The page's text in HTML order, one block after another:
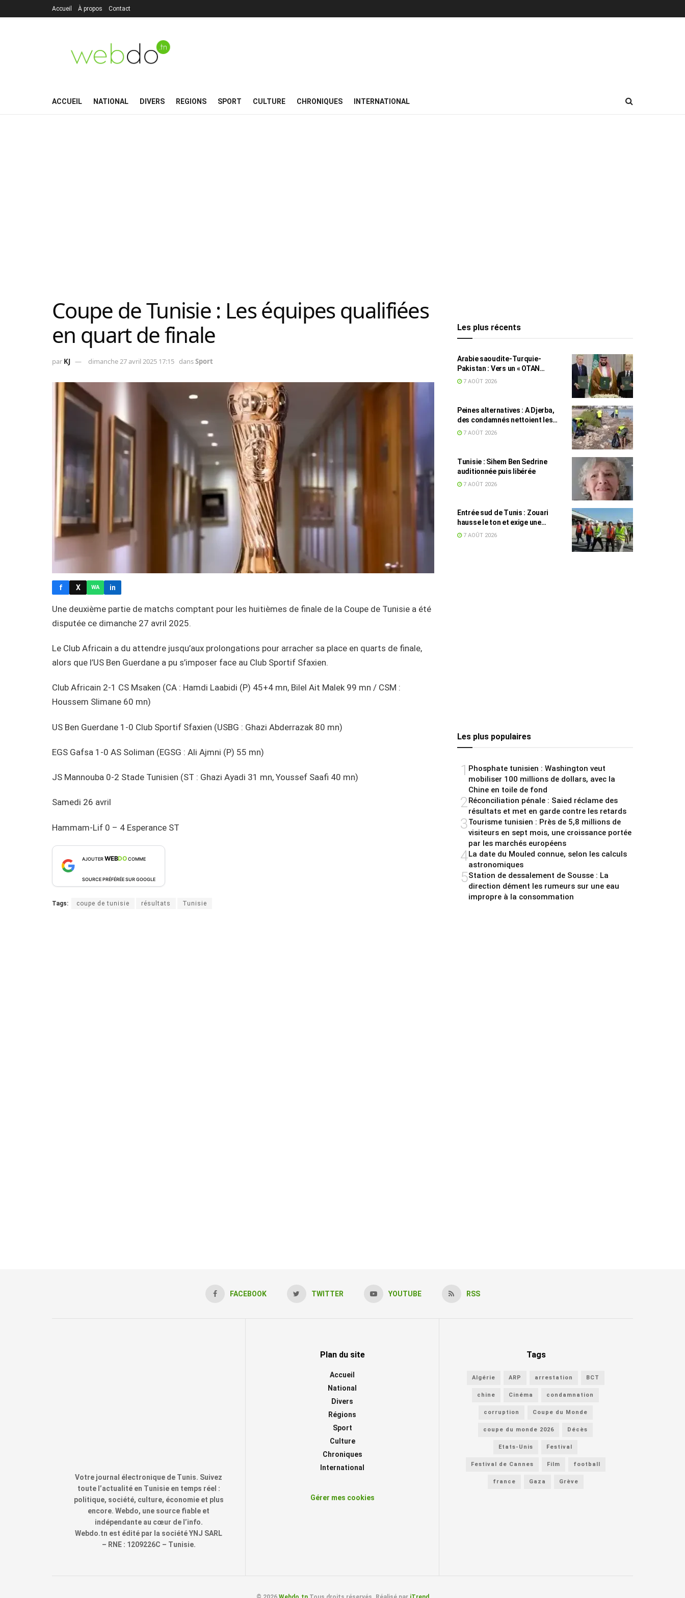
Accueil À propos Contact
ACCUEIL NATIONAL DIVERS REGIONS SPORT CULTURE CHRONIQUES INTERNATIONAL
Coupe de Tunisie : Les équipes qualifiées
en quart de finale
par KJ dimanche 27 avril 2025 17:15 dansSport
f X WA in
Une deuxième partie de matchs comptant pour les huitièmes de finale de la Coupe de Tunisie a été
disputée ce dimanche 27 avril 2025.
Le Club Africain a du attendre jusqu’aux prolongations pour arracher sa place en quarts de finale,
alors que l’US Ben Guerdane a pu s’imposer face au Club Sportif Sfaxien.
Club Africain 2-1 CS Msaken (CA : Hamdi Laabidi (P) 45+4 mn, Bilel Ait Malek 99 mn / CSM :
Houssem Slimane 60 mn)
US Ben Guerdane 1-0 Club Sportif Sfaxien (USBG : Ghazi Abderrazak 80 mn)
EGS Gafsa 1-0 AS Soliman (EGSG : Ali Ajmni (P) 55 mn)
JS Mannouba 0-2 Stade Tunisien (ST : Ghazi Ayadi 31 mn, Youssef Saafi 40 mn)
Samedi 26 avril
Hammam-Lif 0 – 4 Esperance ST
AJOUTERWEBDOCOMME
SOURCE PRÉFÉRÉE SUR GOOGLE
Tags: coupe de tunisie résultats Tunisie
Les plus récents
Arabie saoudite-Turquie-
Pakistan : Vers un « OTAN
islamique » ?
7 AOÛT 2026
Peines alternatives : A Djerba,
des condamnés nettoient les
plages
7 AOÛT 2026
Tunisie : Sihem Ben Sedrine
auditionnée puis libérée
7 AOÛT 2026
Entrée sud de Tunis : Zouari
hausse le ton et exige une
accélération des travaux
7 AOÛT 2026
Les plus populaires
1 Phosphate tunisien : Washington veut
mobiliser 100 millions de dollars, avec la
Chine en toile de fond
2Réconciliation pénale : Saied réclame des
résultats et met en garde contre les retards
3Tourisme tunisien : Près de 5,8 millions de
visiteurs en sept mois, une croissance portée
par les marchés européens
4La date du Mouled connue, selon les calculs
astronomiques
5Station de dessalement de Sousse : La
direction dément les rumeurs sur une eau
impropre à la consommation
FACEBOOK TWITTER YOUTUBE RSS
Votre journal électronique de Tunis. Suivez
toute l’actualité en Tunisie en temps réel :
politique, société, culture, économie et plus
encore. Webdo, une source fiable et
indépendante au cœur de l’info.
Webdo.tn est édité par la société YNJ SARL
– RNE : 1209226C – Tunisie.
Plan du site
Accueil
National
Divers
Régions
Sport
Culture
Chroniques
International
Gérer mes cookies
Tags
Algérie ARP arrestation BCT
chine Cinéma condamnation
corruption Coupe du Monde
coupe du monde 2026 Décès
Etats-Unis Festival
Festival de Cannes Film football
france Gaza Grève